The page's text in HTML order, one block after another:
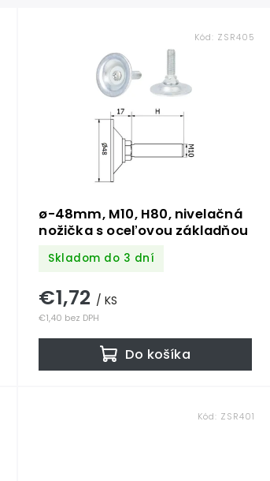
ø-48mm, M10, H80, nivelačná
nožička s oceľovou základňou
Skladom do 3 dní
€1,40 bez DPH
€1,72/ KS
Do košíka
Kód: ZSR405
Kód: ZSR401